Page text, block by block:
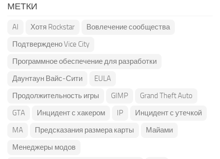
МЕТКИ
AI Хотя Rockstar
Вовлечение сообщества
Подтверждено Vice City
Программное обеспечение для разработки
Даунтаун Вайс-Сити
EULA
Продолжительность игры
GIMP
Grand Theft Auto
GTA
Инцидент с хакером IP
Инцидент с утечкой
MA
Предсказания размера карты
Майами
Менеджеры модов